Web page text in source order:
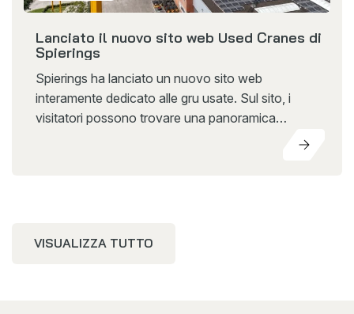
Lanciato il nuovo sito web Used Cranes di
Spierings
Spierings ha lanciato un nuovo sito web
interamente dedicato alle gru usate. Sul sito, i
visitatori possono trovare una panoramica
aggiornata delle gru Spierings usate disponibili. Con
VISUALIZZA TUTTO